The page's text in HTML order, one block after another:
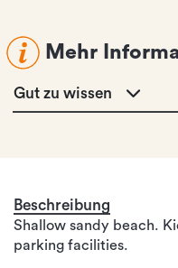
Mehr
Gut zu wissen
Beschreibung
Shallow sandy beach.
parking facilities.